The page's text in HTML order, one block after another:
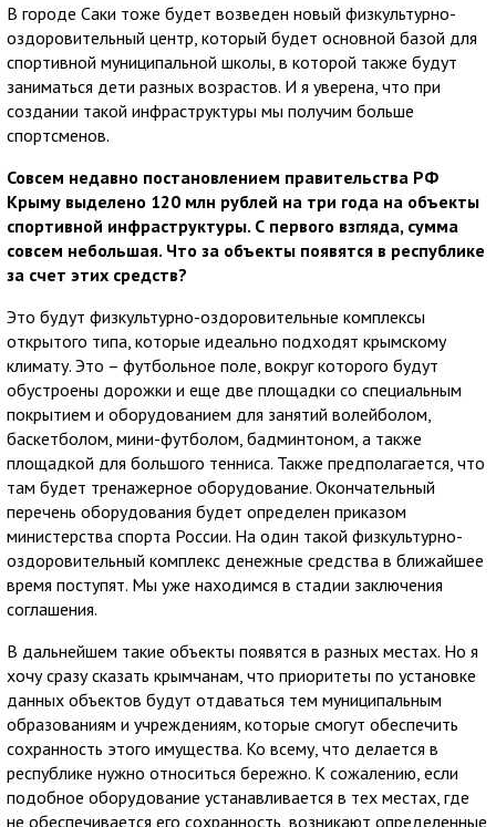
В городе Саки тоже будет возведен новый физкультурно-
оздоровительный центр, который будет основной базой для
спортивной муниципальной школы, в которой также будут
заниматься дети разных возрастов. И я уверена, что при
создании такой инфраструктуры мы получим больше
спортсменов.
Совсем недавно постановлением правительства РФ
Крыму выделено 120 млн рублей на три года на объекты
спортивной инфраструктуры. С первого взгляда, сумма
совсем небольшая. Что за объекты появятся в республике
за счет этих средств?
Это будут физкультурно-оздоровительные комплексы
открытого типа, которые идеально подходят крымскому
климату. Это – футбольное поле, вокруг которого будут
обустроены дорожки и еще две площадки со специальным
покрытием и оборудованием для занятий волейболом,
баскетболом, мини-футболом, бадминтоном, а также
площадкой для большого тенниса. Также предполагается, что
там будет тренажерное оборудование. Окончательный
перечень оборудования будет определен приказом
министерства спорта России. На один такой физкультурно-
оздоровительный комплекс денежные средства в ближайшее
время поступят. Мы уже находимся в стадии заключения
соглашения.
В дальнейшем такие объекты появятся в разных местах. Но я
хочу сразу сказать крымчанам, что приоритеты по установке
данных объектов будут отдаваться тем муниципальным
образованиям и учреждениям, которые смогут обеспечить
сохранность этого имущества. Ко всему, что делается в
республике нужно относиться бережно. К сожалению, если
подобное оборудование устанавливается в тех местах, где
не обеспечивается его сохранность, возникают определенные